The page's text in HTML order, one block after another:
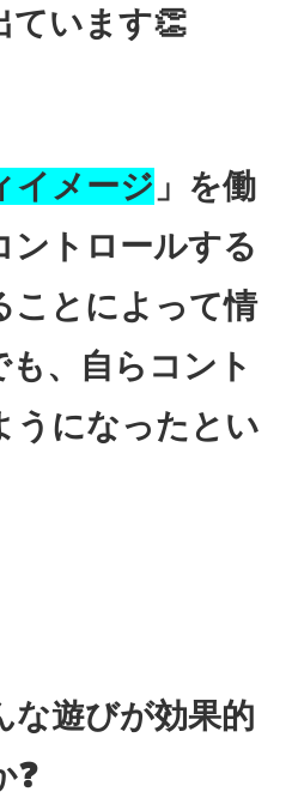
ています👏
イメージ 」を働
ントロールする
ことによって情
、自らコント
うになったとい
な遊びが効果的